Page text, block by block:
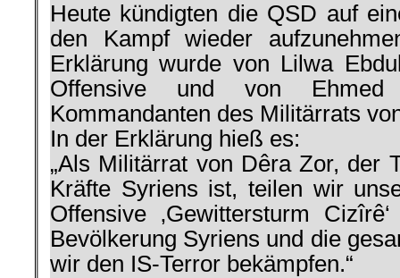
Heute kündigten die QSD auf
den Kampf wieder
Erklärung wurde von Lilwa
Offensive und von
Kommandanten des Militärrats
In der Erklärung hieß es:
„Als Militärrat von Dêra Zor, der
Kräfte Syriens ist, teilen wir
Offensive ‚Gewittersturm
Bevölkerung Syriens und die
wir den IS-Terror bekämpfen.“